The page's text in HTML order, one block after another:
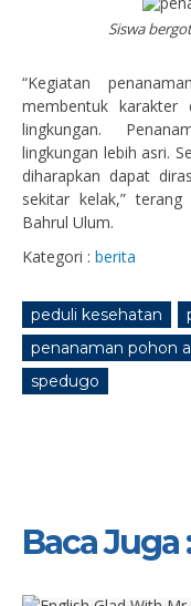
Siswa
“Kegiatan
membentuk
lingkungan.
lingkungan lebih asri.
diharapkan dapat
sekitar kelak,”
Bahrul Ulum.
Kategori : berita
peduli kesehatan
penanaman pohon
spedugo
Baca Juga :